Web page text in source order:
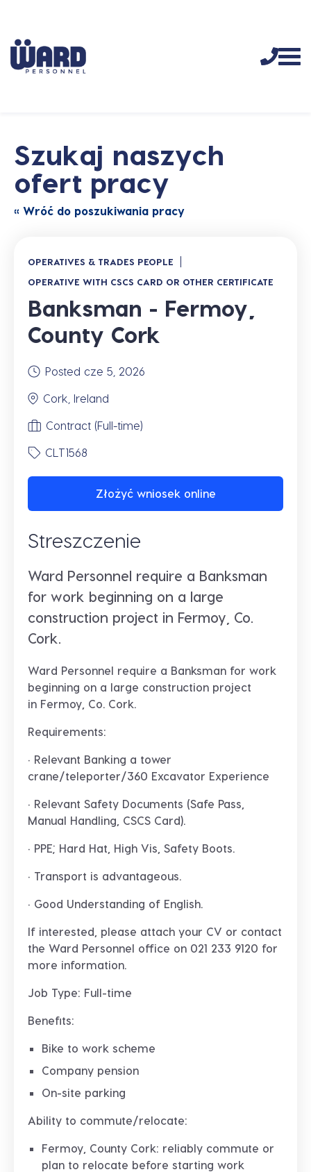
Szukaj naszych
ofert pracy
« Wróć do poszukiwania pracy
OPERATIVES & TRADES PEOPLE
OPERATIVE WITH CSCS CARD OR OTHER CERTIFICATE
Banksman - Fermoy,
County Cork
Posted cze 5, 2026
Cork, Ireland
Contract (Full-time)
CLT1568
Złożyć wniosek online
Streszczenie
Ward Personnel require a Banksman
for work beginning on a large
construction project in Fermoy, Co.
Cork.
Ward Personnel require a Banksman for work
beginning on a large construction project
in Fermoy, Co. Cork.
Requirements:
· Relevant Banking a tower
crane/teleporter/360 Excavator Experience
· Relevant Safety Documents (Safe Pass,
Manual Handling, CSCS Card).
· PPE; Hard Hat, High Vis, Safety Boots.
· Transport is advantageous.
· Good Understanding of English.
If interested, please attach your CV or contact
the Ward Personnel office on 021 233 9120 for
more information.
Job Type: Full-time
Benefits:
Bike to work scheme
Company pension
On-site parking
Ability to commute/relocate:
Fermoy, County Cork: reliably commute or
plan to relocate before starting work